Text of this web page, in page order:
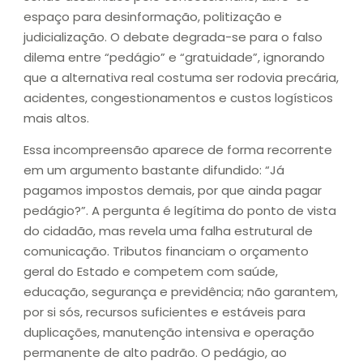
espaço para desinformação, politização e
judicialização. O debate degrada-se para o falso
dilema entre “pedágio” e “gratuidade”, ignorando
que a alternativa real costuma ser rodovia precária,
acidentes, congestionamentos e custos logísticos
mais altos.
Essa incompreensão aparece de forma recorrente
em um argumento bastante difundido: “Já
pagamos impostos demais, por que ainda pagar
pedágio?”. A pergunta é legítima do ponto de vista
do cidadão, mas revela uma falha estrutural de
comunicação. Tributos financiam o orçamento
geral do Estado e competem com saúde,
educação, segurança e previdência; não garantem,
por si sós, recursos suficientes e estáveis para
duplicações, manutenção intensiva e operação
permanente de alto padrão. O pedágio, ao